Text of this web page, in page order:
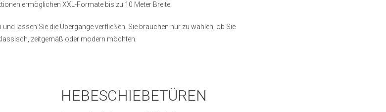
ermöglichen XXL-Formate bis zu 10 Meter Breite.
lassen Sie die Übergänge verfließen. Sie brauchen nur zu wählen, ob Sie
zeitgemäß oder modern möchten.
HEBESCHIEBETÜREN